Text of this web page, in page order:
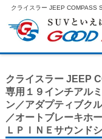
クライスラー JEEP COMPASS
クライスラー JEEP
専用１９インチアル
ン／アダプティブク
／オートブレーキホ
ＬＰＩＮＥサウンド